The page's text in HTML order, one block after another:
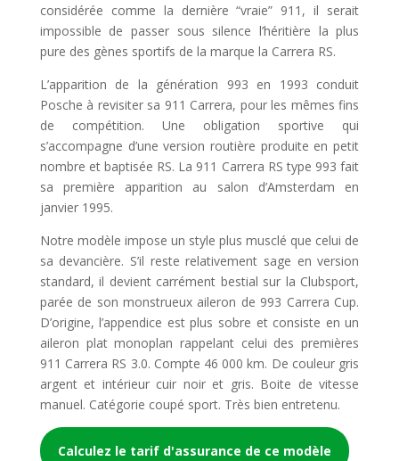
considérée comme la dernière “vraie” 911, il serait
impossible de passer sous silence l’héritière la plus
pure des gènes sportifs de la marque la Carrera RS.
L’apparition de la génération 993 en 1993 conduit
Posche à revisiter sa 911 Carrera, pour les mêmes fins
de compétition. Une obligation sportive qui
s’accompagne d’une version routière produite en petit
nombre et baptisée RS. La 911 Carrera RS type 993 fait
sa première apparition au salon d’Amsterdam en
janvier 1995.
Notre modèle impose un style plus musclé que celui de
sa devancière. S’il reste relativement sage en version
standard, il devient carrément bestial sur la Clubsport,
parée de son monstrueux aileron de 993 Carrera Cup.
D’origine, l’appendice est plus sobre et consiste en un
aileron plat monoplan rappelant celui des premières
911 Carrera RS 3.0. Compte 46 000 km. De couleur gris
argent et intérieur cuir noir et gris. Boite de vitesse
manuel. Catégorie coupé sport. Très bien entretenu.
Calculez le tarif d'assurance de ce modèle